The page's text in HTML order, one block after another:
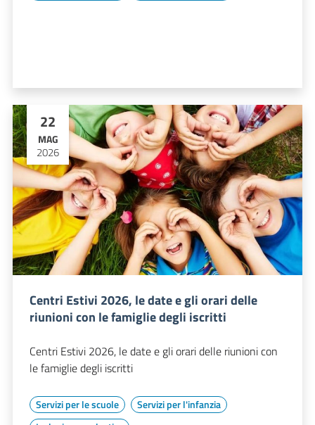
22
MAG
2026
Centri Estivi 2026, le date e gli orari delle
riunioni con le famiglie degli iscritti
Centri Estivi 2026, le date e gli orari delle riunioni con
le famiglie degli iscritti
Servizi per le scuole
Servizi per l'infanzia